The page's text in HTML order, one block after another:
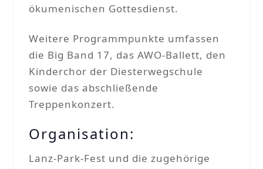
ökumenischen Gottesdienst.
Weitere Programmpunkte umfassen
die Big Band 17, das AWO-Ballett, den
Kinderchor der Diesterwegschule
sowie das abschließende
Treppenkonzert.
Organisation:
Lanz-Park-Fest und die zugehörige